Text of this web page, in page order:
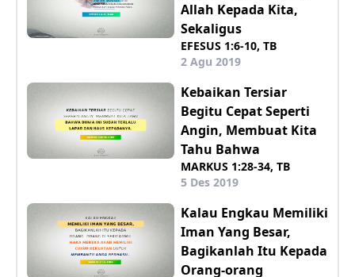
Allah Kepada Kita,
Sekaligus
EFESUS 1:6-10, TB
2 Agu 2019
Kebaikan Tersiar
Begitu Cepat Seperti
Angin, Membuat Kita
Tahu Bahwa
MARKUS 1:28-34, TB
5 Des 2019
Kalau Engkau Memiliki
Iman Yang Besar,
Bagikanlah Itu Kepada
Orang-orang